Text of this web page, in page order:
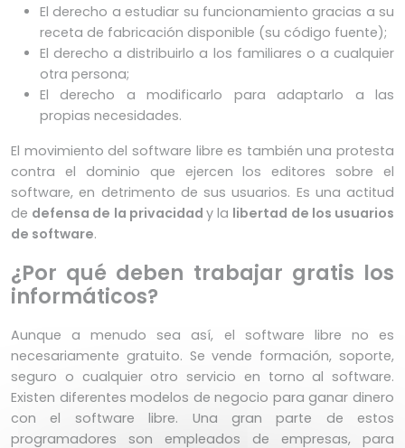
El derecho a estudiar su funcionamiento gracias a su
receta de fabricación disponible (su código fuente);
El derecho a distribuirlo a los familiares o a cualquier
otra persona;
El derecho a modificarlo para adaptarlo a las
propias necesidades.
El movimiento del software libre es también una protesta
contra el dominio que ejercen los editores sobre el
software, en detrimento de sus usuarios. Es una actitud
de defensa de la privacidady la libertad de los usuarios
de software.
¿Por qué deben trabajar gratis los
informáticos?
Aunque a menudo sea así, el software libre no es
necesariamente gratuito. Se vende formación, soporte,
seguro o cualquier otro servicio en torno al software.
Existen diferentes modelos de negocio para ganar dinero
con el software libre. Una gran parte de estos
programadores son empleados de empresas, para